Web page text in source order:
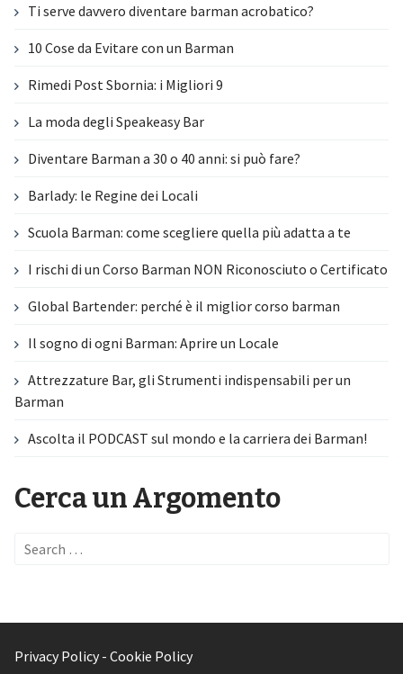
Ti serve davvero diventare barman acrobatico?
10 Cose da Evitare con un Barman
Rimedi Post Sbornia: i Migliori 9
La moda degli Speakeasy Bar
Diventare Barman a 30 o 40 anni: si può fare?
Barlady: le Regine dei Locali
Scuola Barman: come scegliere quella più adatta a te
I rischi di un Corso Barman NON Riconosciuto o Certificato
Global Bartender: perché è il miglior corso barman
Il sogno di ogni Barman: Aprire un Locale
Attrezzature Bar, gli Strumenti indispensabili per un
Barman
Ascolta il PODCAST sul mondo e la carriera dei Barman!
Cerca un Argomento
Search
Privacy Policy - Cookie Policy